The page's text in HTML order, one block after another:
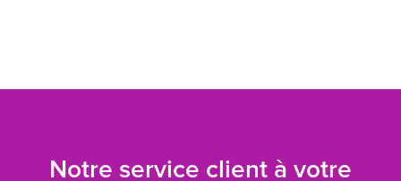
Notre service client à votre